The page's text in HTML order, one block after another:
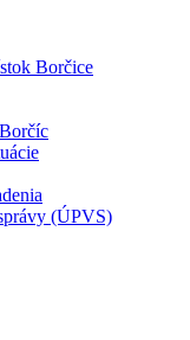
Borčice
(ÚPVS)